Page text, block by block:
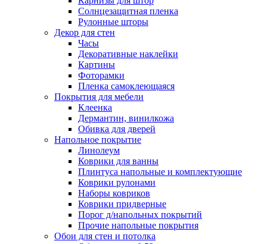
Солнцезащитная пленка
Рулонные шторы
Декор для стен
Часы
Декоративные наклейки
Картины
Фоторамки
Пленка самоклеющаяся
Покрытия для мебели
Клеенка
Дермантин, винилкожа
Обивка для дверей
Напольное покрытие
Линолеум
Коврики для ванны
Плинтуса напольные и комплектующие
Коврики рулонами
Наборы ковриков
Коврики придверные
Порог д/напольных покрытий
Прочие напольные покрытия
Обои для стен и потолка